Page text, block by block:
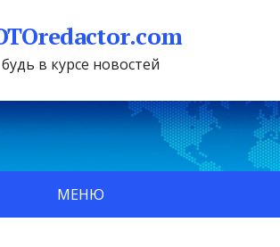
будь в курсе новостей
МЕНЮ